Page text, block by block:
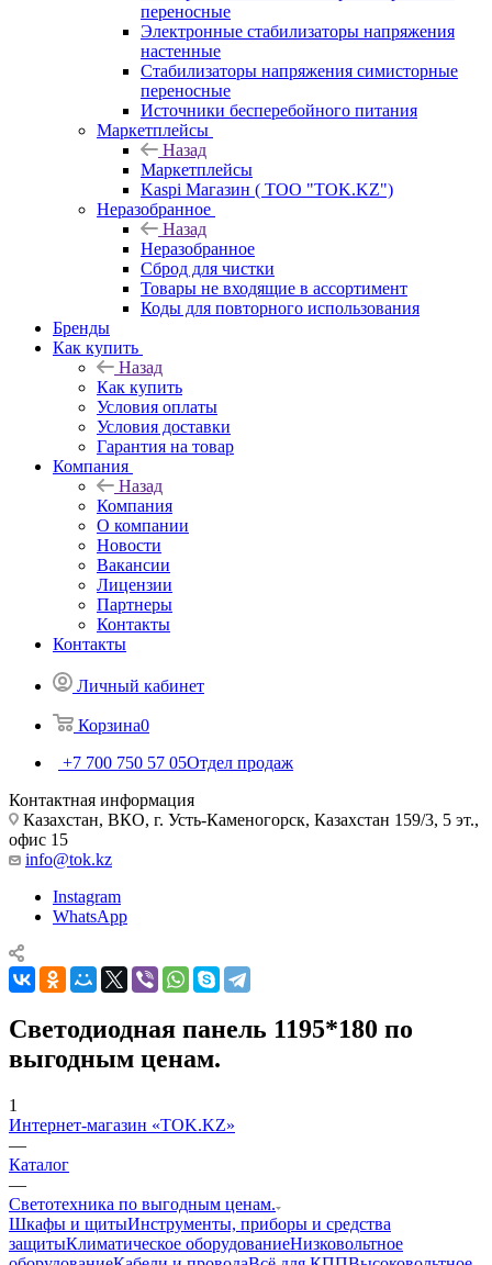
переносные
Электронные стабилизаторы напряжения
настенные
Стабилизаторы напряжения симисторные
переносные
Источники бесперебойного питания
Маркетплейсы
Назад
Маркетплейсы
Kaspi Магазин ( ТОО "TOK.KZ")
Неразобранное
Назад
Неразобранное
Сброд для чистки
Товары не входящие в ассортимент
Коды для повторного использования
Бренды
Как купить
Назад
Как купить
Условия оплаты
Условия доставки
Гарантия на товар
Компания
Назад
Компания
О компании
Новости
Вакансии
Лицензии
Партнеры
Контакты
Контакты
Личный кабинет
Корзина0
+7 700 750 57 05Отдел продаж
Контактная информация
Казахстан, ВКО, г. Усть-Каменогорск, Казахстан 159/3, 5 эт.,
офис 15
info@tok.kz
Instagram
WhatsApp
Светодиодная панель 1195*180 по
выгодным ценам.
1
Интернет-магазин «TOK.KZ»
—
Каталог
—
Светотехника по выгодным ценам.
Шкафы и щитыИнструменты, приборы и средства
защитыКлиматическое оборудованиеНизковольтное